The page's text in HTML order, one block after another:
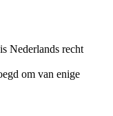
Nederlands recht
om van enige